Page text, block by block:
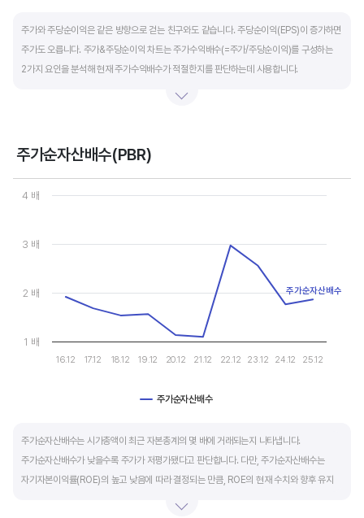
주가와 주당순이익은 같은 방향으로 걷는 친구와도 같습니다. 주당순이익(EPS)이 증가하면
주가도 오릅니다. 주가&주당순이익 차트는 주가수익배수(=주가/주당순이익)를 구성하는
2가지 요인을 분석해 현재 주가수익배수가 적절한지를 판단하는데 사용합니다.
- 매수 검토 : 주당순이익 증가, 주가 상승
- 매도 검토 : 주당순이익 감소, 주가 횡보 또는 하락
주가수익배수(PER) 차트와 함께 분석하면 더 유용합니다.
주가순자산배수(PBR)
Chart
Line chart with 10 data points.
The chart has 1 Y axis displaying values. Data ranges from
주가순자산배수
16.12 17.12 18.12 19.12 20.12 21.12 22.12 23.12 24.12 25.12
1 배
2 배
3 배
4 배
주가순자산배수
주가순자산배수는 시가총액이 최근 자본총계의 몇 배에 거래되는지 나타냅니다.
주가순자산배수가 낮을수록 주가가 저평가됐다고 판단합니다. 다만, 주가순자산배수는
자기자본이익률(ROE)의 높고 낮음에 따라 결정되는 만큼, ROE의 현재 수치와 향후 유지